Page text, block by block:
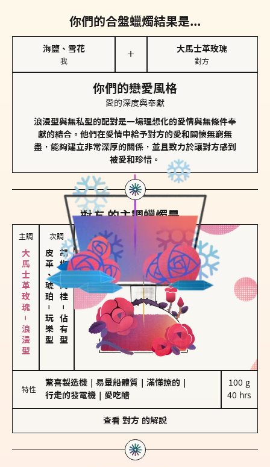
你們的合盤蠟燭結果是...
海鹽、雪花
我
＋
大馬士革玫瑰
對方
你們的戀愛風格
愛的深度與奉獻
浪漫型與無私型的配對是一場理想化的愛情與無條件奉
獻的結合。他們在愛情中給予對方的愛和關懷無窮無
盡，能夠建立非常深厚的關係，並且致力於讓對方感到
被愛和珍惜。
對方的主調蠟燭是...
主調
大馬士革玫瑰－浪漫型
次調
皮革、琥珀
－
玩樂型
胡椒、肉桂
－
佔有型
特性
驚喜製造機 易暈船體質 滿懂撩的
行走的發電機
愛吃醋
100 g
40 hrs
查看 對方 的解說